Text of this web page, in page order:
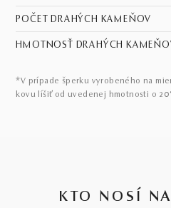
POČET DRAHÝCH KAMEŇOV
HMOTNOSŤ DRAHÝCH
*V prípade šperku vyrobeného na
kovu líšiť od uvedenej hmotnosti o
KTO NOSÍ